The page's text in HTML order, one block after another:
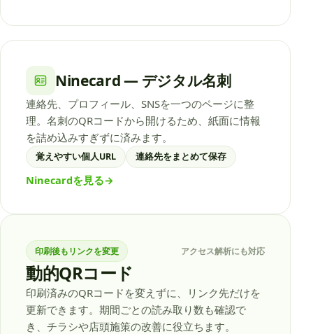
Ninecard — デジタル名刺
連絡先、プロフィール、SNSを一つのページに整
理。名刺のQRコードから開けるため、紙面に情報
を詰め込みすぎずに済みます。
覚えやすい個人URL 連絡先をまとめて保存
Ninecardを見る→
印刷後もリンクを変更 アクセス解析にも対応
動的QRコード
印刷済みのQRコードを変えずに、リンク先だけを
更新できます。期間ごとの読み取り数も確認で
き、チラシや店頭施策の改善に役立ちます。